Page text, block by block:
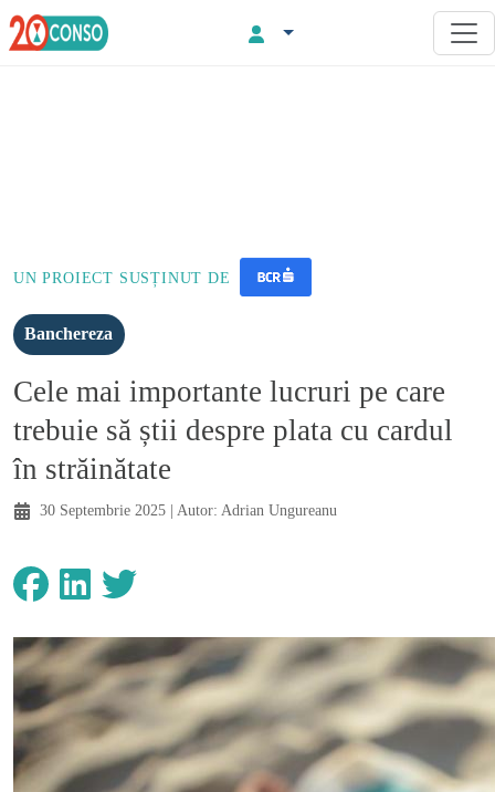
UN PROIECT SUSȚINUT DE
Banchereza
Cele mai importante lucruri pe care
trebuie să știi despre plata cu cardul
în străinătate
30 Septembrie 2025 | Autor: Adrian Ungureanu